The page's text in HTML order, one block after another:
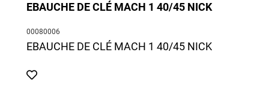
EBAUCHE DE CLÉ MACH 1 40/45 NICK
00080006
EBAUCHE DE CLÉ MACH 1 40/45 NICK